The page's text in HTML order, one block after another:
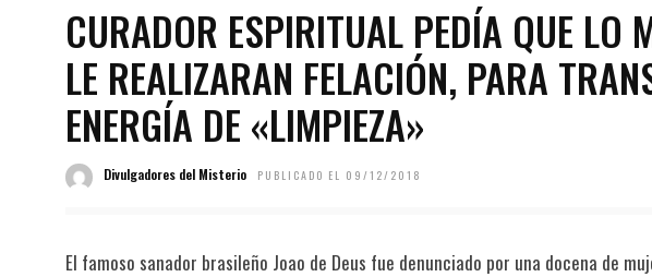
CURADOR ESPIRITUAL PEDÍA QUE LO
LE REALIZARAN FELACIÓN, PARA
ENERGÍA DE «LIMPIEZA»
Divulgadores del Misterio PUBLICADO EL 09/12/2018
El famoso sanador brasileño Joao de Deus fue denunciado por una docena de